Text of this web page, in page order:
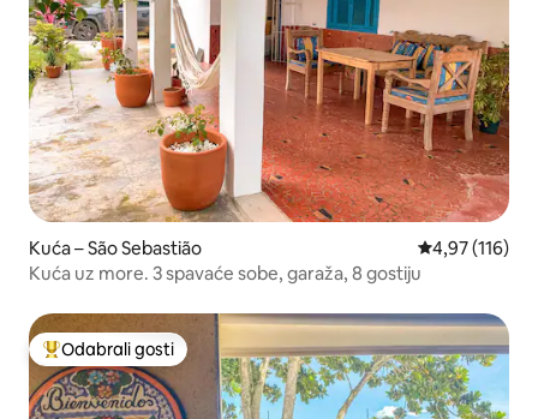
Kuća – São Sebastião Prosječna
4,97 (116)
Kuća uz more. 3 spavaće sobe, garaža, 8 gostiju
Među najviše rangiranima s oznakom „Odabrali gosti”
Odabrali gosti